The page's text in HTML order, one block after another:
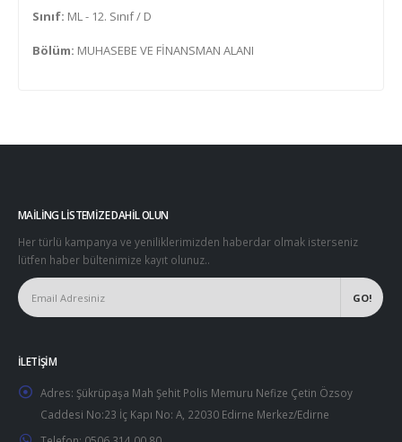
Sınıf: ML - 12. Sınıf / D
Bölüm: MUHASEBE VE FİNANSMAN ALANI
MAILING LISTEMIZE DAHIL OLUN
Her türlü kampanya ve yeniliklerimizden haberdar olmak isterseniz
lütfen haber bültenimize kayıt olunuz..
İLETIŞIM
Adres: Şükrüpaşa Mah Şehit Polis Memuru Nefize Çetin Özsoy
Caddesi No:23 İç Kapı No: A, 22030 Edirne Merkez/Edirne